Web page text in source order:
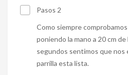
Pasos 2
Como siempre
poniendo la mano a 20 cm
segundos sentimos que nos
parrilla esta lista.